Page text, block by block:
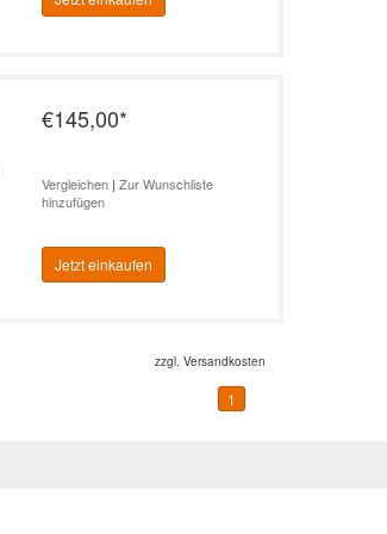
€145,00*
Vergleichen |Zur Wunschliste
hinzufügen
Jetzt einkaufen
zzgl. Versandkosten
1